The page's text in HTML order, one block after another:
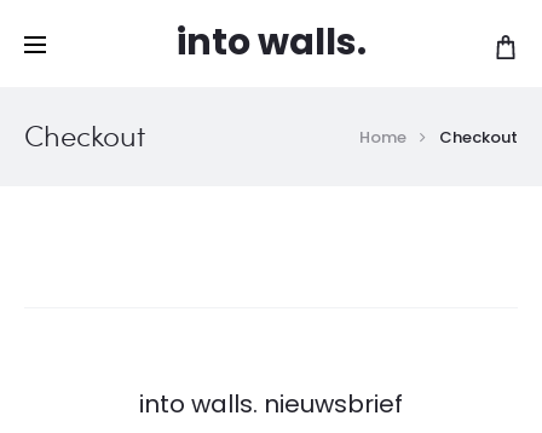
Gratis levering vanaf 120 EUR in België en
Nederland!
into walls.
Checkout Home Checkout
into walls. nieuwsbrief